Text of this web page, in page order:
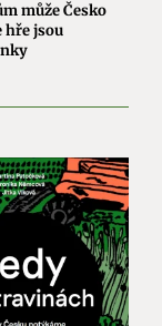
může Česko
hře jsou